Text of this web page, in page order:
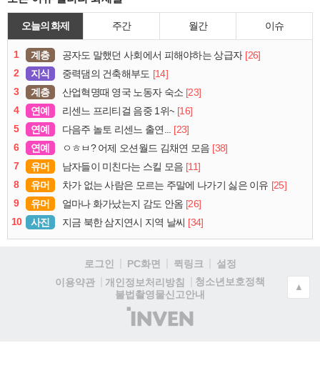
오늘의 화제 주간 월간 이슈
1 계층 공자도 말했던 사회에서 피해야하는 상급자 [26]
2
지식 중력댐의 건축해부도 [14]
3
계층 산업혁명때 영국 노동자 숙소 [23]
4
연예 리센느 프리티걸 음중 1위~ [16]
5
연예 다음주 놀토 리센느 출연...
[23]
6
연예 ㅇㅎㅂ? 어제 오션월드 김채연 모음 [38]
7
유머 남자들이 미친다는 스킬 모음 [11]
8
유머 차가 없는 사람은 모르는 주말에 나가기 싫은 이유 [25]
9
유머 얼마나 화가났는지 감도 안옴 [26]
10
사진 지금 북한 삼지연시 지역 날씨 [34]
로그인 PC화면 퀵링크
설정
이용약관
개인정보처리방침
청소년보호정책
불법촬영물신고안내
(주)
인
▲